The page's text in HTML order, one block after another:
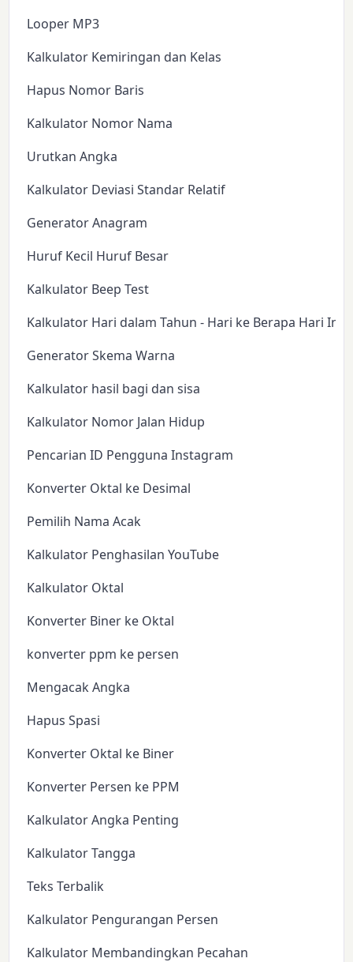
Looper MP3
Kalkulator Kemiringan dan Kelas
Hapus Nomor Baris
Kalkulator Nomor Nama
Urutkan Angka
Kalkulator Deviasi Standar Relatif
Generator Anagram
Huruf Kecil Huruf Besar
Kalkulator Beep Test
Kalkulator Hari dalam Tahun - Hari ke Berapa Hari Ini?
Generator Skema Warna
Kalkulator hasil bagi dan sisa
Kalkulator Nomor Jalan Hidup
Pencarian ID Pengguna Instagram
Konverter Oktal ke Desimal
Pemilih Nama Acak
Kalkulator Penghasilan YouTube
Kalkulator Oktal
Konverter Biner ke Oktal
konverter ppm ke persen
Mengacak Angka
Hapus Spasi
Konverter Oktal ke Biner
Konverter Persen ke PPM
Kalkulator Angka Penting
Kalkulator Tangga
Teks Terbalik
Kalkulator Pengurangan Persen
Kalkulator Membandingkan Pecahan